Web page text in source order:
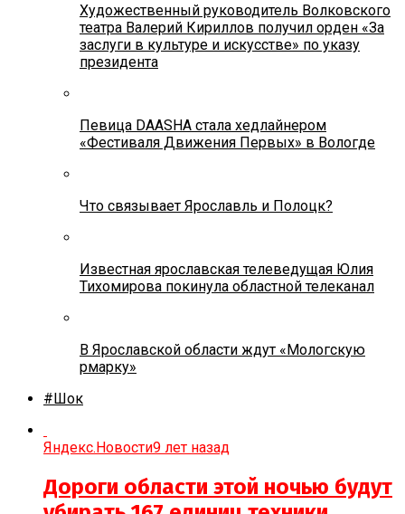
Художественный руководитель Волковского
театра Валерий Кириллов получил орден «За
заслуги в культуре и искусстве» по указу
президента
Певица DAASHA стала хедлайнером
«Фестиваля Движения Первых» в Вологде
Что связывает Ярославль и Полоцк?
Известная ярославская телеведущая Юлия
Тихомирова покинула областной телеканал
В Ярославской области ждут «Мологскую
рмарку»
#Шок
Яндекс.Новости9 лет назад
Дороги области этой ночью будут